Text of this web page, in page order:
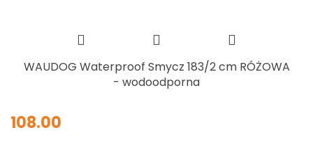
WAUDOG Waterproof Smycz 183/2 cm RÓŻOWA
- wodoodporna
108.00